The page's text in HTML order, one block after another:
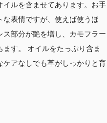
イルを含ませてあります。お手
な表情ですが、使えば使うほ
ス部分が艶を増し、カモフラー
ます。 オイルをたっぷり含ま
ケアなしでも革がしっかりと育